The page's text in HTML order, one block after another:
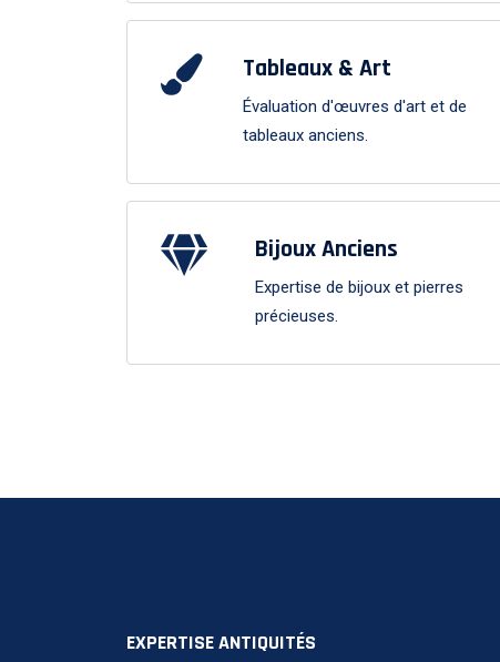
Tableaux & Art
Évaluation d'œuvres d'art et de
tableaux anciens.
Bijoux Anciens
Expertise de bijoux et pierres
précieuses.
EXPERTISE ANTIQUITÉS